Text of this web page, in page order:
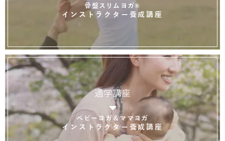
骨盤スリムヨガ®
インストラクター養成講座
通学講座
ベビーヨガ＆ママヨガ
インストラクター養成講座